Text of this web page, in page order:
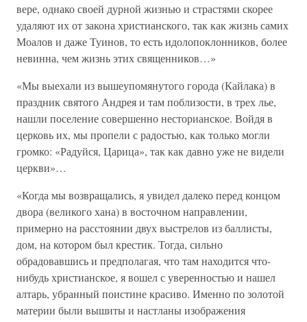
вере, однако своей дурной жизнью и страстями скорее
удаляют их от закона христианского, так как жизнь самих
Моалов и даже Туинов, то есть идолопоклонников, более
невинна, чем жизнь этих священников…»
«Мы выехали из вышеупомянутого города (Кайлака) в
праздник святого Андрея и там поблизости, в трех лье,
нашли поселение совершенно несторианское. Войдя в
церковь их, мы пропели с радостью, как только могли
громко: «Радуйся, Царица», так как давно уже не видели
церкви»…
«Когда мы возвращались, я увидел далеко перед концом
двора (великого хана) в восточном направлении,
примерно на расстоянии двух выстрелов из баллисты,
дом, на котором был крестик. Тогда, сильно
обрадовавшись и предполагая, что там находится что-
нибудь христианское, я вошел с уверенностью и нашел
алтарь, убранный поистине красиво. Именно по золотой
материи были вышиты и настланы изображения